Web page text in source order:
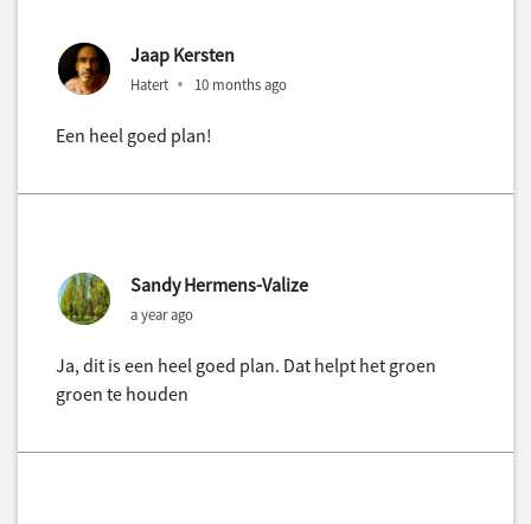
Jaap Kersten
Hatert 10 months ago
Een heel goed plan!
Sandy Hermens-Valize
a year ago
Ja, dit is een heel goed plan. Dat helpt het groen
groen te houden